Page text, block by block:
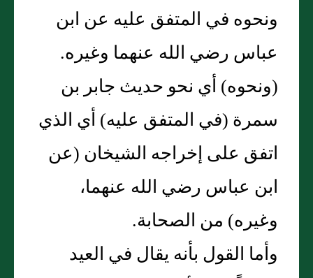
ونحوه في المتفق عليه عن ابن
عباس رضي الله عنهما وغيره.
(ونحوه) أي نحو حديث جابر بن
سمرة (في المتفق عليه) أي الذي
اتفق على إخراجه الشيخان (عن
ابن عباس رضي الله عنهما،
وغيره) من الصحابة.
وأما القول بأنه يقال في العيد